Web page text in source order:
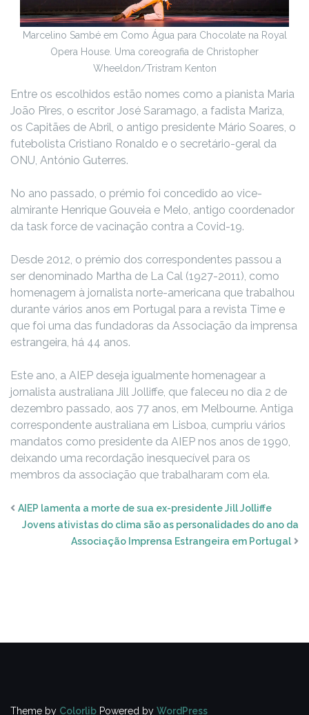
Marcelino Sambé em Como Água para Chocolate na Royal
Opera House. Uma coreografia de Christopher
Wheeldon/Tristram Kenton
Entre os escolhidos estão nomes como a pianista Maria
João Pires, o escritor José Saramago, a fadista Mariza,
os Capitães de Abril, o antigo presidente Mário Soares, o
futebolista Cristiano Ronaldo e o secretário-geral da
ONU, António Guterres.
No ano passado, o prémio foi concedido ao vice-
almirante Henrique Gouveia e Melo, antigo coordenador
da task force de vacinação contra a Covid-19.
Desde 2012, o prémio dos correspondentes passou a
ser denominado Martha de La Cal (1927-2011), como
homenagem à jornalista norte-americana que trabalhou
durante vários anos em Portugal para a revista Time e
que foi uma das fundadoras da Associação da imprensa
estrangeira, há 44 anos.
Este ano, a AIEP deseja igualmente homenagear a
jornalista australiana Jill Jolliffe, que faleceu no dia 2 de
dezembro passado, aos 77 anos, em Melbourne. Antiga
correspondente australiana em Lisboa, cumpriu vários
mandatos como presidente da AIEP nos anos de 1990,
deixando uma recordação inesquecível para os
membros da associação que trabalharam com ela.
AIEP lamenta a morte de sua ex-presidente Jill Jolliffe
Jovens ativistas do clima são as personalidades do ano da
Associação Imprensa Estrangeira em Portugal
Theme by Colorlib Powered by WordPress